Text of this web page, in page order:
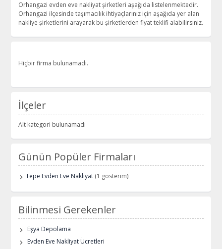
Orhangazi evden eve nakliyat şirketleri aşağıda listelenmektedir.
Orhangazi ilçesinde taşımacılık ihtiyaçlarınız için aşağıda yer alan
nakliye şirketlerini arayarak bu şirketlerden fiyat teklifi alabilirsiniz.
Hiçbir firma bulunamadı.
İlçeler
Alt kategori bulunamadı
Günün Popüler Firmaları
Tepe Evden Eve Nakliyat (1 gösterim)
Bilinmesi Gerekenler
Eşya Depolama
Evden Eve Nakliyat Ücretleri